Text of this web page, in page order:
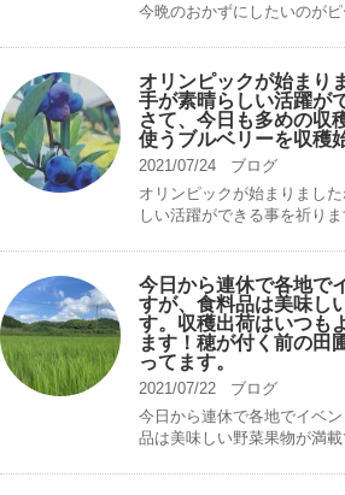
今晩のおかずにしたいのがピ
オリンピックが始まり
手が素晴らしい活躍が
さて、今日も多めの収
使うブルベリーを収穫
2021/07/24
ブログ
オリンピックが始まりまし
しい活躍ができる事を祈りま
今日から連休で各地で
すが、食料品は美味し
す。収穫出荷はいつも
ます！穂が付く前の田
ってます。
2021/07/22
ブログ
今日から連休で各地でイベ
品は美味しい野菜果物が満載